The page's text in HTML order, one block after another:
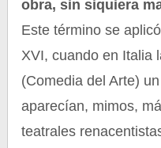
obra, sin siquiera
Este término se
XVI, cuando en Italia
(Comedia del Arte)
aparecían, mimos,
teatrales